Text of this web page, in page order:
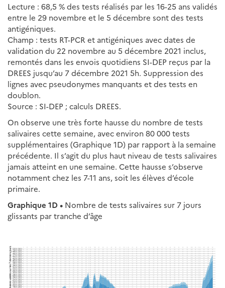
Lecture : 68,5 % des tests réalisés par les 16-25 ans validés
entre le 29 novembre et le 5 décembre sont des tests
antigéniques.
Champ : tests RT-PCR et antigéniques avec dates de
validation du 22 novembre au 5 décembre 2021 inclus,
remontés dans les envois quotidiens SI-DEP reçus par la
DREES jusqu’au 7 décembre 2021 5h. Suppression des
lignes avec pseudonymes manquants et des tests en
doublon.
Source : SI-DEP ; calculs DREES.
On observe une très forte hausse du nombre de tests
salivaires cette semaine, avec environ 80 000 tests
supplémentaires (Graphique 1D) par rapport à la semaine
précédente. Il s’agit du plus haut niveau de tests salivaires
jamais atteint en une semaine. Cette hausse s’observe
notamment chez les 7-11 ans, soit les élèves d’école
primaire.
Graphique 1D • Nombre de tests salivaires sur 7 jours
glissants par tranche d’âge